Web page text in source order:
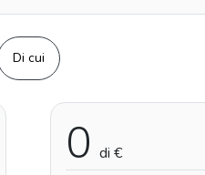
Di cui
0 di €